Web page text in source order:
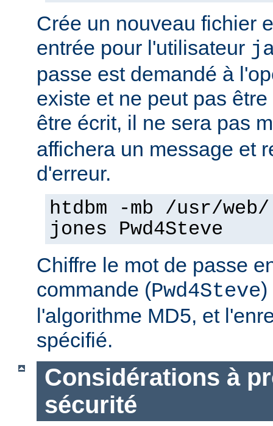
Crée un nouveau fichier
entrée pour l'utilisateur
passe est demandé à
existe et ne peut pas
être écrit, il ne sera pas
affichera un message et
d'erreur.
htdbm -mb /usr/
jones Pwd4Steve
Chiffre le mot de passe
commande (Pwd4Steve)
l'algorithme MD5, et
spécifié.
Considérations à
sécurité